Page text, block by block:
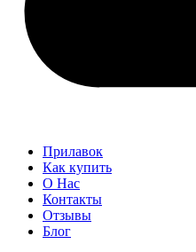
Прилавок
Как купить
О Нас
Контакты
Отзывы
Блог